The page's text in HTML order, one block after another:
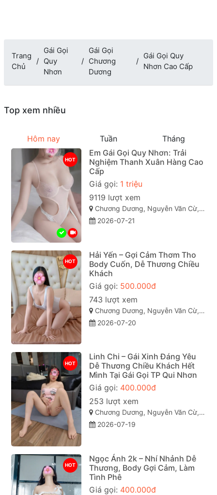
Trang
Chủ
Gái Gọi
Quy
Nhơn
Gái Gọi
Chương
Dương
Gái Gọi Quy
Nhơn Cao Cấp
Top xem nhiều
Hôm nay Tuần Tháng
HOT
Em Gái Gọi Quy Nhơn: Trải
Nghiệm Thanh Xuân Hàng Cao
Cấp
Giá gọi: 1 triệu
9119 lượt xem
Chương Dương, Nguyễn Văn Cừ, Quy Nhơn, Bình Định
2026-07-21
HOT
Hải Yến – Gợi Cảm Thơm Tho
Body Cuốn, Dễ Thương Chiều
Khách
Giá gọi: 500.000đ
743 lượt xem
Chương Dương, Nguyễn Văn Cừ, Quy Nhơn, Bình Định
2026-07-20
HOT
Linh Chi – Gái Xinh Đáng Yêu
Dễ Thương Chiều Khách Hết
Mình Tại Gái Gọi TP Qui Nhơn
Giá gọi: 400.000đ
253 lượt xem
Chương Dương, Nguyễn Văn Cừ, TP Quy Nhơn
2026-07-19
HOT
Ngọc Ánh 2k – Nhí Nhảnh Dễ
Thương, Body Gợi Cảm, Làm
Tình Phê
Giá gọi: 400.000đ